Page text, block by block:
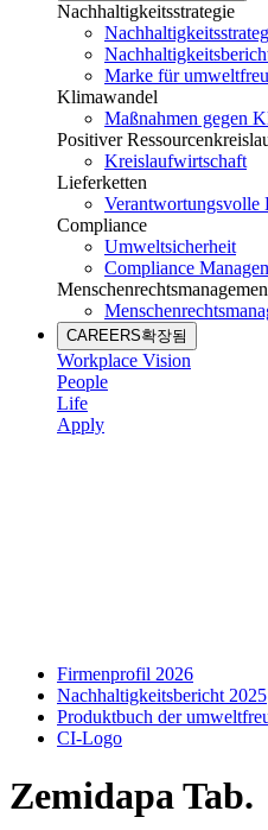
Nachhaltigkeitsstrategie
Marke für
Klimawandel
Maßnahmen gegen
Positiver
Kreislaufwirtschaft
Lieferketten
Verantwortungsvolle
Compliance
Umweltsicherheit
Compliance
CAREERS확장됨
Workplace Vision
People
Life
Apply
Firmenprofil 2026
Nachhaltigkeitsbericht 2025
Produktbuch der
CI-Logo
Zemidapa Tab.